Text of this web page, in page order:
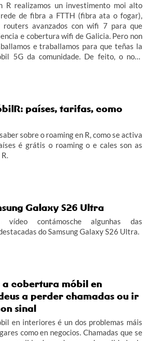
R realizamos un investimento moi alto
de fibra a FTTH (fibra ata o fogar),
routers avanzados con wifi 7 para que
e cobertura wifi de Galicia. Pero non
e traballamos para que teñas la
5G da comunidade. De feito, o noso
países, tarifas, como
sobre o roaming en R, como se activa
é grátis o roaming o e cales son as
Galaxy S26 Ultra
contámosche algunhas das
do Samsung Galaxy S26 Ultra.
cobertura móbil en
a perder chamadas ou ir
sinal
en interiores é un dos problemas máis
como en negocios. Chamadas que se